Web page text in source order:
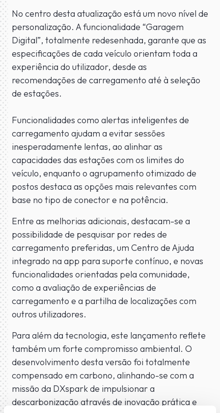
No centro desta atualização está um novo nível de
personalização. A funcionalidade “Garagem
Digital”, totalmente redesenhada, garante que as
especificações de cada veículo orientam toda a
experiência do utilizador, desde as
recomendações de carregamento até à seleção
de estações.
Funcionalidades como alertas inteligentes de
carregamento ajudam a evitar sessões
inesperadamente lentas, ao alinhar as
capacidades das estações com os limites do
veículo, enquanto o agrupamento otimizado de
postos destaca as opções mais relevantes com
base no tipo de conector e na potência.
Entre as melhorias adicionais, destacam-se a
possibilidade de pesquisar por redes de
carregamento preferidas, um Centro de Ajuda
integrado na app para suporte contínuo, e novas
funcionalidades orientadas pela comunidade,
como a avaliação de experiências de
carregamento e a partilha de localizações com
outros utilizadores.
Para além da tecnologia, este lançamento reflete
também um forte compromisso ambiental. O
desenvolvimento desta versão foi totalmente
compensado em carbono, alinhando-se com a
missão da DXspark de impulsionar a
descarbonização através de inovação prática e